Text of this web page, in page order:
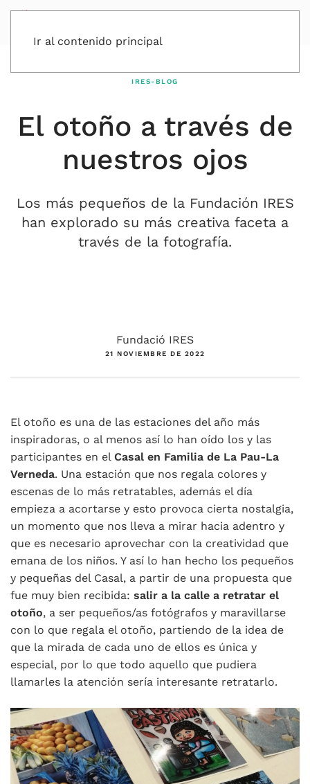
Ir al contenido principal
IRES-BLOG
El otoño a través de
nuestros ojos
Los más pequeños de la Fundación IRES
han explorado su más creativa faceta a
través de la fotografía.
Fundació IRES
21 NOVIEMBRE DE 2022
El otoño es una de las estaciones del año más
inspiradoras, o al menos así lo han oído los y las
participantes en el Casal en Familia de La Pau-La
Verneda. Una estación que nos regala colores y
escenas de lo más retratables, además el día
empieza a acortarse y esto provoca cierta nostalgia,
un momento que nos lleva a mirar hacia adentro y
que es necesario aprovechar con la creatividad que
emana de los niños. Y así lo han hecho los pequeños
y pequeñas del Casal, a partir de una propuesta que
fue muy bien recibida: salir a la calle a retratar el
otoño, a ser pequeños/as fotógrafos y maravillarse
con lo que regala el otoño, partiendo de la idea de
que la mirada de cada uno de ellos es única y
especial, por lo que todo aquello que pudiera
llamarles la atención sería interesante retratarlo.